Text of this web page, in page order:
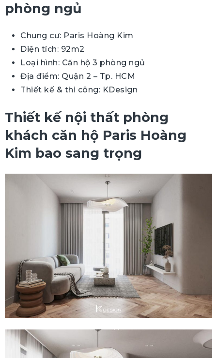
phòng ngủ
Chung cư: Paris Hoàng Kim
Diện tích: 92m2
Loại hình: Căn hộ 3 phòng ngủ
Địa điểm: Quận 2 – Tp. HCM
Thiết kế & thi công: KDesign
Thiết kế nội thất phòng
khách căn hộ Paris Hoàng
Kim bao sang trọng